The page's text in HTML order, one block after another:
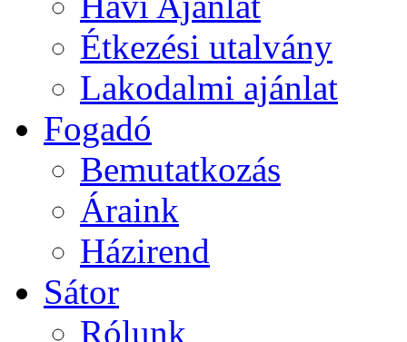
Étkezési utalvány
Lakodalmi ajánlat
Fogadó
Bemutatkozás
Áraink
Házirend
Sátor
Rólunk